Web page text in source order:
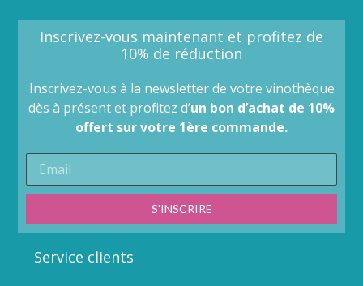
Inscrivez-vous maintenant et profitez de
10% de réduction
Inscrivez-vous à la newsletter de votre vinothèque
dès à présent et profitez d’un bon d’achat de 10%
offert sur votre 1ère commande.
S'INSCRIRE
Service clients